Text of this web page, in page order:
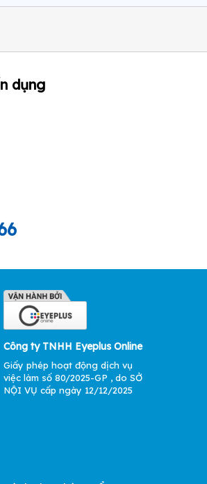
dụng
Công ty TNHH Eyeplus Online
Giấy phép hoạt động dịch vụ
việc làm số 80/2025-GP , do SỞ
NỘI VỤ cấp ngày 12/12/2025